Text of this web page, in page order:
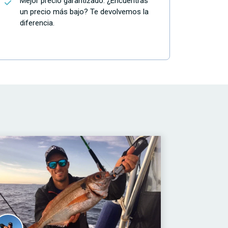
un precio más bajo? Te devolvemos la
diferencia.